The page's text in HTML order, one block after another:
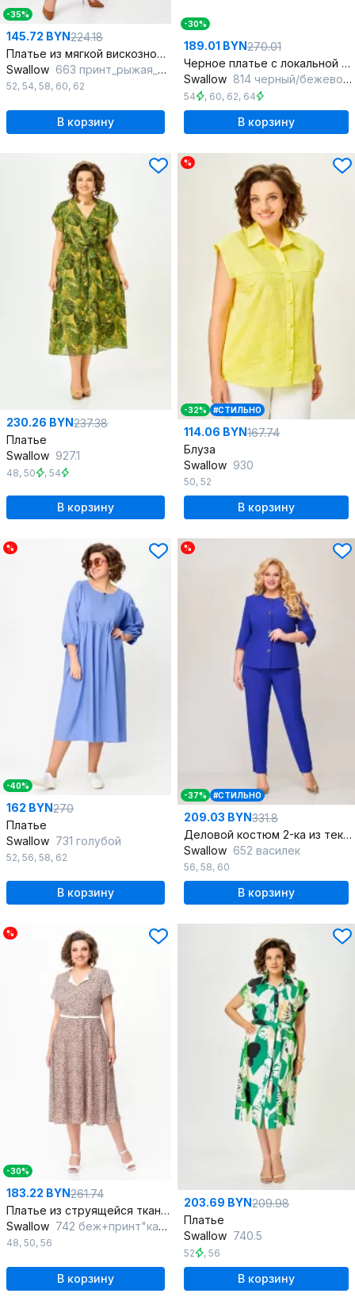
-35%
145.72 BYN224.18
Платье из мягкой вискозной ткани с карманами и разрезами
Swallow 663 принт_рыжая_зебра
52, 54, 58, 60, 62
В корзину
-30%
189.01 BYN270.01
Черное платье с локальной тканью и расклешенной юбкой
Swallow 814 черный/бежево-голубые_цветы
54 , 60, 62, 64
В корзину
230.26 BYN237.38
Платье
Swallow 927.1
48, 50 , 54
В корзину
%
-32% #СТИЛЬНО
114.06 BYN167.74
Блуза
Swallow 930
50, 52
В корзину
%
-40%
162 BYN270
Платье
Swallow 731 голубой
52, 56, 58, 62
В корзину
%
-37% #СТИЛЬНО
209.03 BYN331.8
Деловой костюм 2-ка из текстиля на подкладке
Swallow 652 василек
56, 58, 60
В корзину
%
-30%
183.22 BYN261.74
Платье из струящейся ткани с ремнем и принтом
Swallow 742 беж+принт"камни"
48, 50, 56
В корзину
203.69 BYN209.98
Платье
Swallow 740.5
52 , 56
В корзину